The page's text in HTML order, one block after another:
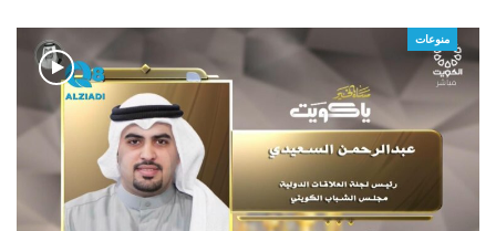
منوعات